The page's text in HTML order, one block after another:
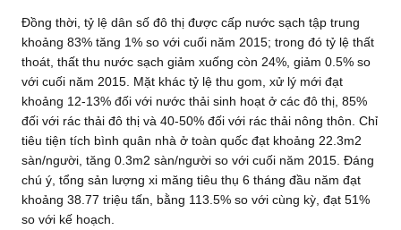
Đồng thời, tỷ lệ dân số đô thị được cấp nước sạch tập trung
khoảng 83% tăng 1% so với cuối năm 2015; trong đó tỷ lệ thất
thoát, thất thu nước sạch giảm xuống còn 24%, giảm 0.5% so
với cuối năm 2015. Mặt khác tỷ lệ thu gom, xử lý mới đạt
khoảng 12-13% đối với nước thải sinh hoạt ở các đô thị, 85%
đối với rác thải đô thị và 40-50% đối với rác thải nông thôn. Chỉ
tiêu tiện tích bình quân nhà ở toàn quốc đạt khoảng 22.3m2
sàn/người, tăng 0.3m2 sàn/người so với cuối năm 2015. Đáng
chú ý, tổng sản lượng xi măng tiêu thụ 6 tháng đầu năm đạt
khoảng 38.77 triệu tấn, bằng 113.5% so với cùng kỳ, đạt 51%
so với kế hoạch.